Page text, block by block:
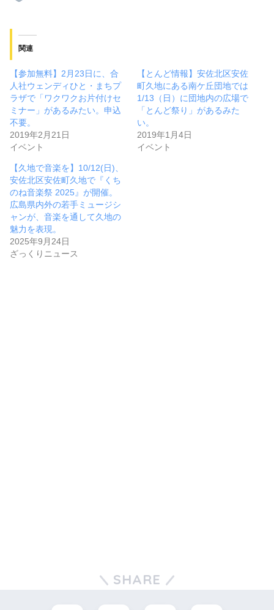
関連
【参加無料】2月23日に、合
人社ウェンディひと・まちプ
ラザで「ワクワクお片付けセ
ミナー」があるみたい。申込
不要。
2019年2月21日
イベント
【とんど情報】安佐北区安佐
町久地にある南ケ丘団地では
1/13（日）に団地内の広場で
「とんど祭り」があるみた
い。
2019年1月4日
イベント
【久地で音楽を】10/12(日)、
安佐北区安佐町久地で『くち
のね音楽祭 2025』が開催。
広島県内外の若手ミュージシ
ャンが、音楽を通して久地の
魅力を表現。
2025年9月24日
ざっくりニュース
SHARE